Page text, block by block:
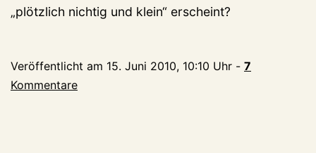
„plötzlich nichtig und klein“ erscheint?
Veröffentlicht am 15. Juni 2010, 10:10 Uhr - 7
Kommentare